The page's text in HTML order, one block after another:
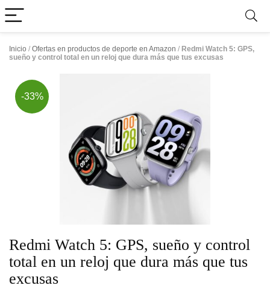
Inicio / Ofertas en productos de deporte en Amazon / Redmi Watch 5: GPS,
sueño y control total en un reloj que dura más que tus excusas
-33%
Redmi Watch 5: GPS, sueño y control
total en un reloj que dura más que tus
excusas